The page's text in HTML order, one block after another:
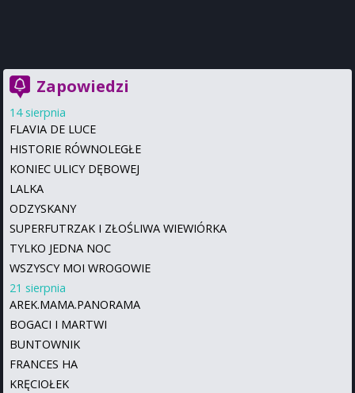
Zapowiedzi
14 sierpnia
FLAVIA DE LUCE
HISTORIE RÓWNOLEGŁE
KONIEC ULICY DĘBOWEJ
LALKA
ODZYSKANY
SUPERFUTRZAK I ZŁOŚLIWA WIEWIÓRKA
TYLKO JEDNA NOC
WSZYSCY MOI WROGOWIE
21 sierpnia
AREK.MAMA.PANORAMA
BOGACI I MARTWI
BUNTOWNIK
FRANCES HA
KRĘCIOŁEK